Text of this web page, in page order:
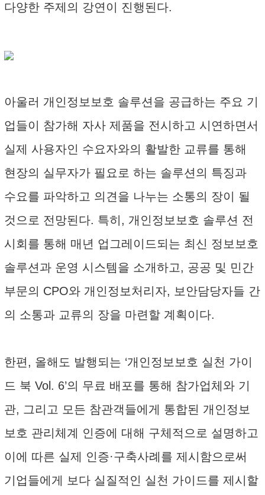
다양한 주제의 강연이 진행된다.
아울러 개인정보보호 솔루션을 공급하는 주요 기
업들이 참가해 자사 제품을 전시하고 시연하면서
실제 사용자인 수요자와의 활발한 교류를 통해
현장의 실무자가 필요로 하는 솔루션의 특징과
수요를 파악하고 의견을 나누는 소통의 장이 될
것으로 전망된다. 특히, 개인정보보호 솔루션 전
시회를 통해 매년 업그레이드되는 최신 정보보호
솔루션과 운영 시스템을 소개하고, 공공 및 민간
부문의 CPO와 개인정보처리자, 보안담당자들 간
의 소통과 교류의 장을 마련할 계획이다.
한편, 올해도 발행되는 ‘개인정보보호 실천 가이
드 북 Vol. 6’의 무료 배포를 통해 참가업체와 기
관, 그리고 모든 참관객들에게 통합된 개인정보
보호 관리체계 인증에 대해 구체적으로 설명하고
이에 따른 실제 인증·구축사례를 제시함으로써
기업들에게 보다 실질적인 실천 가이드를 제시할